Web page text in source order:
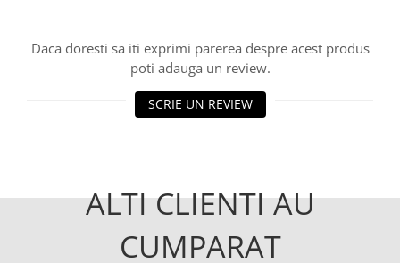
Daca doresti sa iti exprimi parerea despre acest produs
poti adauga un review.
SCRIE UN REVIEW
ALTI CLIENTI AU
CUMPARAT